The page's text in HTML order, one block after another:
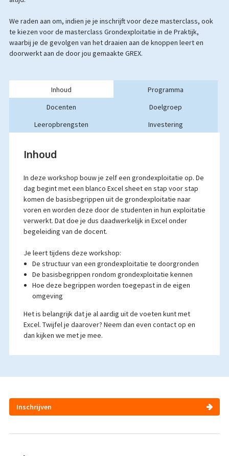
We raden aan om, indien je je inschrijft voor deze masterclass, ook
te kiezen voor de masterclass Grondexploitatie in de Praktijk,
waarbij je de gevolgen van het draaien aan de knoppen leert en
doorwerkt aan de door jou gemaakte GREX.
Inhoud
Programma
Docenten
Doelgroep
Leeropbrengsten
Investering
Inhoud
In deze workshop bouw je zelf een grondexploitatie op. De
dag begint met een blanco Excel sheet en stap voor stap
komen de basisbegrippen uit de grondexploitatie naar
voren en worden deze door de studenten in hun exploitatie
verwerkt. Dat doe je dus daadwerkelijk in Excel onder
begeleiding van de docent.
Je leert tijdens deze workshop:
De structuur van een grondexploitatie te doorgronden
De basisbegrippen rondom grondexploitatie kennen
Hoe deze begrippen worden toegepast in de eigen
omgeving
Het is belangrijk dat je al aardig uit de voeten kunt met
Excel. Twijfel je daarover? Neem dan even contact op en
dan kijken we met je mee.
Inschrijven